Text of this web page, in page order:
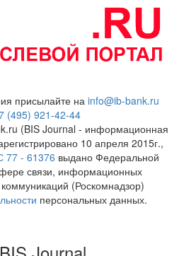
присылайте на info@ib-bank.ru
(495) 921-42-44
(BIS Journal - информационная
10 апреля 2015г.,
77 - 61376 выдано Федеральной
связи, информационных
(Роскомнадзор)
персональных данных.